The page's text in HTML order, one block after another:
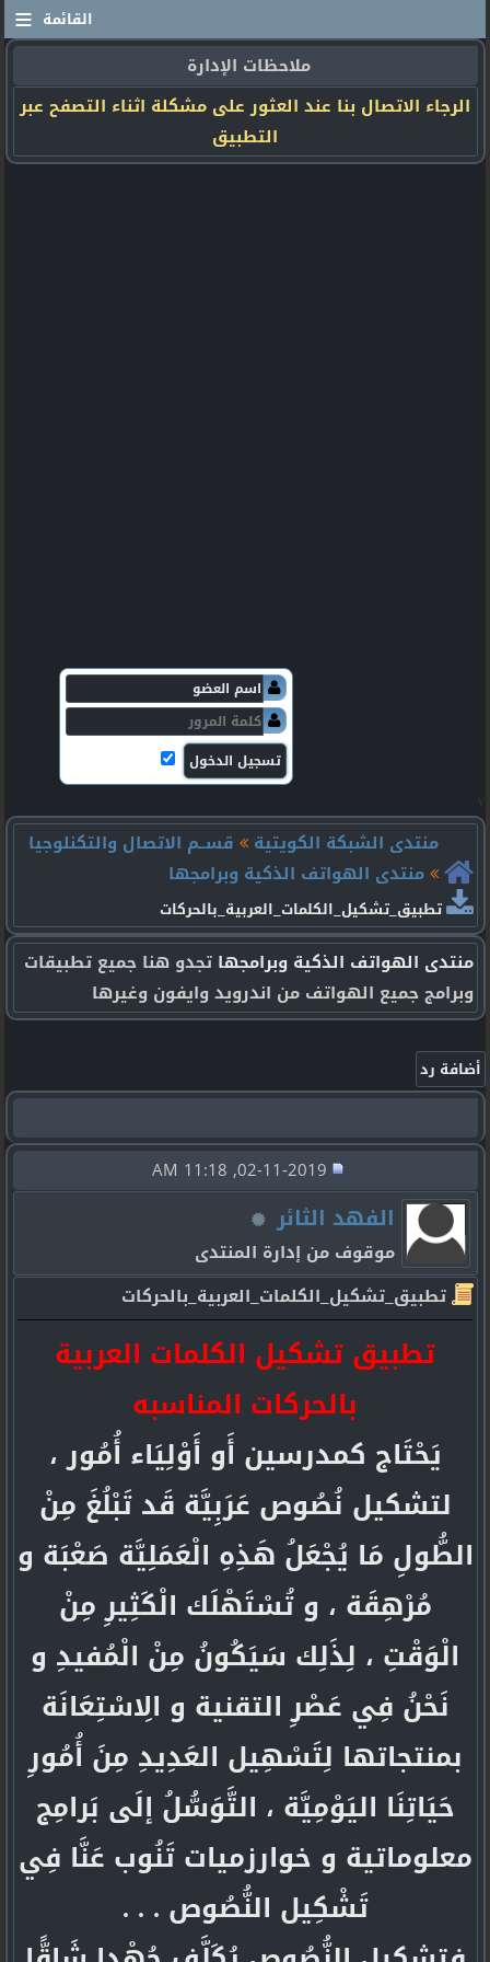
≡ القائمة
ملاحظات الإدارة
الرجاء الاتصال بنا عند العثور على مشكلة اثناء التصفح عبر
التطبيق
منتدى الشبكة الكويتية
قســم الاتصال والتكنلوجيا
منتدى الهواتف الذكية وبرامجها
تطبيق_تشكيل_الكلمات_العربية_بالحركات
منتدى الهواتف الذكية وبرامجها تجدو هنا جميع تطبيقات
وبرامج جميع الهواتف من اندرويد وايفون وغيرها
الفهد الثائر
موقوف من إدارة المنتدى
تطبيق_تشكيل_الكلمات_العربية_بالحركات
تطبيق تشكيل الكلمات العربية
بالحركات المناسبه
يَحْتَاج كمدرسين أَو أَوْلِيَاء أُمُور ،
لتشكيل نُصُوص عَرَبِيَّة قَد تَبْلُغَ مِنْ
الطُّولِ مَا يُجْعَلُ هَذِهِ الْعَمَلِيَّة صَعْبَة و
مُرْهِقَة ، و تُسْتَهْلَك الْكَثِيرِ مِنْ
الْوَقْتِ ، لِذَلِك سَيَكُونُ مِنْ الْمُفيدِ و
نَحْنُ فِي عَصْرِ التقنية و الِاسْتِعَانَة
بمنتجاتها لِتَسْهِيل العَدِيدِ مِنَ أُمُورِ
حَيَاتِنَا اليَوْمِيَّة ، التَّوَسُّلُ إلَى بَرامِج
معلوماتية و خوارزميات تَنُوب عَنَّا فِي
تَشْكِيل النُّصُوص . . .